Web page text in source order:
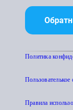
Политика
Пользователькое
Правила